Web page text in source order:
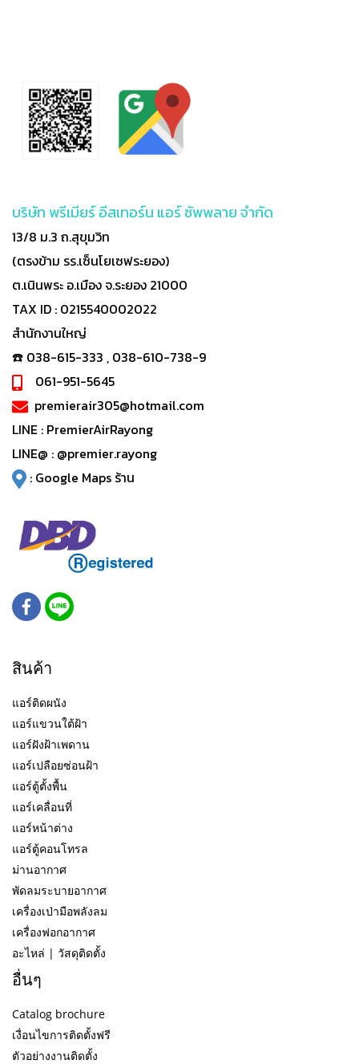
บริษัท พรีเมียร์ อีสเทอร์น แอร์ ซัพพลาย จำกัด
13/8 ม.3 ถ.สุขุมวิท
(ตรงข้าม รร.เซ็นโยเซฟระยอง)
ต.เนินพระ อ.เมือง จ.ระยอง 21000
TAX ID : 0215540002022
สำนักงานใหญ่
☎️ 038-615-333 , 038-610-738-9
061-951-5645
premierair305@hotmail.com
LINE : PremierAirRayong
LINE@ : @premier.rayong
: Google Maps ร้าน
สินค้า
แอร์ติดผนัง
แอร์แขวนใต้ฝ้า
แอร์ฝังฝ้าเพดาน
แอร์เปลือยซ่อนฝ้า
แอร์ตู้ตั้งพื้น
แอร์เคลื่อนที่
แอร์หน้าต่าง
แอร์ตู้คอนโทรล
ม่านอากาศ
พัดลมระบายอากาศ
เครื่องเป่ามือพลังลม
เครื่องฟอกอากาศ
อะไหล่ | วัสดุติดตั้ง
อื่นๆ
Catalog brochure
เงื่อนไขการติดตั้งฟรี
ตัวอย่างงานติดตั้ง